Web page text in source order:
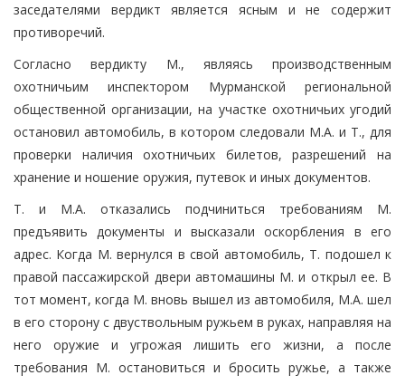
заседателями вердикт является ясным и не содержит
противоречий.
Согласно вердикту М., являясь производственным
охотничьим инспектором Мурманской региональной
общественной организации, на участке охотничьих угодий
остановил автомобиль, в котором следовали М.А. и Т., для
проверки наличия охотничьих билетов, разрешений на
хранение и ношение оружия, путевок и иных документов.
Т. и М.А. отказались подчиниться требованиям М.
предъявить документы и высказали оскорбления в его
адрес. Когда М. вернулся в свой автомобиль, Т. подошел к
правой пассажирской двери автомашины М. и открыл ее. В
тот момент, когда М. вновь вышел из автомобиля, М.А. шел
в его сторону с двуствольным ружьем в руках, направляя на
него оружие и угрожая лишить его жизни, а после
требования М. остановиться и бросить ружье, а также